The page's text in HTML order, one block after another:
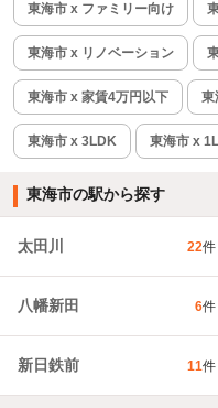
東海市 x ファミリー向け
東海市 x リノベーション
東海市 x 家賃4万円以下 東
東海市 x 3LDK 東海市 x
東海市の駅から探す
太田川 22件
八幡新田 6件
新日鉄前 11件